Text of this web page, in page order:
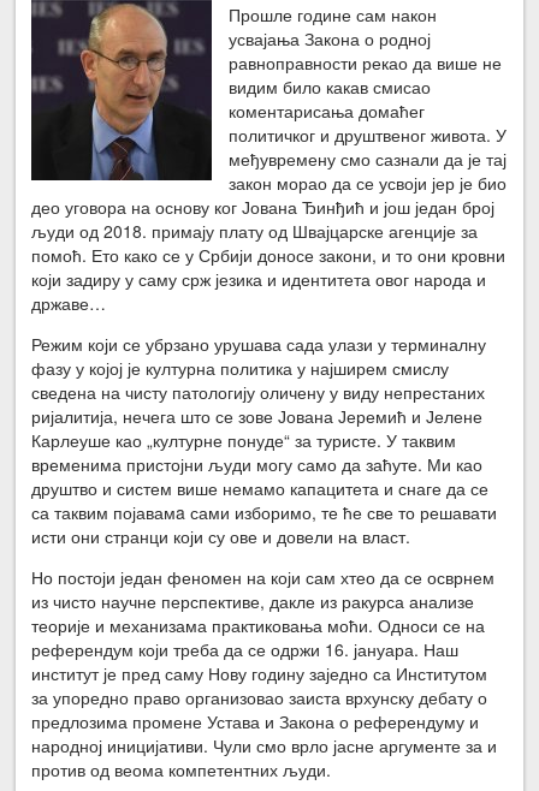
Прошле године сам након
усвајања Закона о родној
равноправности рекао да више не
видим било какав смисао
коментарисања домаћег
политичког и друштвеног живота. У
међувремену смо сазнали да је тај
закон морао да се усвоји јер је био
део уговора на основу ког Јована Ђинђић и још један број
људи од 2018. примају плату од Швајцарске агенције за
помоћ. Ето како се у Србији доносе закони, и то они кровни
који задиру у саму срж језика и идентитета овог народа и
државе…
Режим који се убрзано урушава сада улази у терминалну
фазу у којој је културна политика у најширем смислу
сведена на чисту патологију оличену у виду непрестаних
ријалитија, нечега што се зове Јована Јеремић и Јелене
Карлеуше као „културне понуде“ за туристе. У таквим
временима пристојни људи могу само да заћуте. Ми као
друштво и систем више немамо капацитета и снаге да се
са таквим појавамa сами изборимо, те ће све то решавати
исти они странци који су ове и довели на власт.
Но постоји један феномен на који сам хтео да се осврнем
из чисто научне перспективе, дакле из ракурса анализе
теорије и механизама практиковања моћи. Односи се на
референдум који треба да се одржи 16. јануара. Наш
институт је пред саму Нову годину заједно са Институтом
за упоредно право организовао заиста врхунску дебату о
предлозима промене Устава и Закона о референдуму и
народној иницијативи. Чули смо врло јасне аргументе за и
против од веома компетентних људи.